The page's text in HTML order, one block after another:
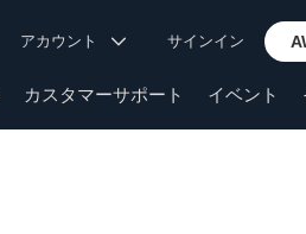
アカウント サインイン
カスタマーサポート イベント